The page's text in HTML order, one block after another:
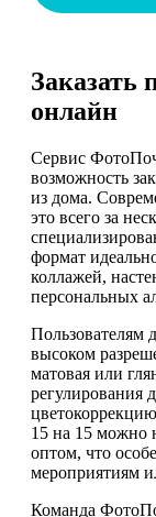
Заказать
онлайн
Сервис
возможность
из дома.
это всего за
формат
коллажей,
персональных
Пользователям
высоком
матовая или
регулирования
15 на 15 можно
оптом, что
мероприятиям
Команда